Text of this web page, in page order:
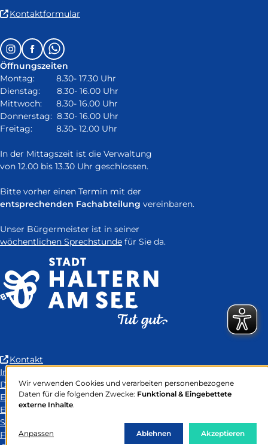
Kontaktformular
in
neuem
Fenster)
Follow
us
on:
InstagramFacebookWhatsapp
Öffnungszeiten
Montag: 8.30- 17.30 Uhr
Dienstag: 8.30- 16.00 Uhr
Mittwoch: 8.30- 16.00 Uhr
Donnerstag: 8.30- 16.00 Uhr
Freitag: 8.30- 12.00 Uhr
In der Mittagszeit ist die Verwaltung
von 12.00 bis 13.30 Uhr geschlossen.
Bitte vorher einen Termin mit der
entsprechenden Fachabteilung vereinbaren.
Unser Bürgermeister ist in seiner
wöchentlichen Sprechstunde für Sie da.
Kontakt
extern
und
öffnet
neuem
Impressum
Datenschutz
Erklärung zur Barrierefreiheit
Easy-to-Read Language
Sitemap
FAQ
Verwendung
von
personenbezogenen
und
Wir verwenden Cookies und verarbeiten personenbezogene
Daten für die folgenden Zwecke: Funktional & Eingebettete
externe Inhalte.
Anpassen Ablehnen Akzeptieren